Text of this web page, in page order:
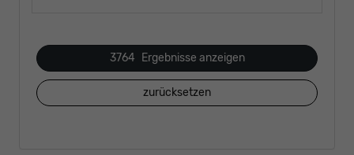
3764 Ergebnisse anzeigen
zurücksetzen